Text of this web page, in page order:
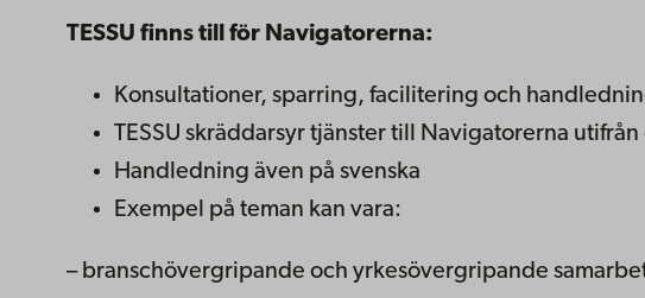
TESSU finns till för Navigatorerna:
Konsultationer, sparring, facilitering och
TESSU skräddarsyr tjänster till Navigatorerna
Handledning även på svenska
Exempel på teman kan vara:
– branschövergripande och yrkesövergripande